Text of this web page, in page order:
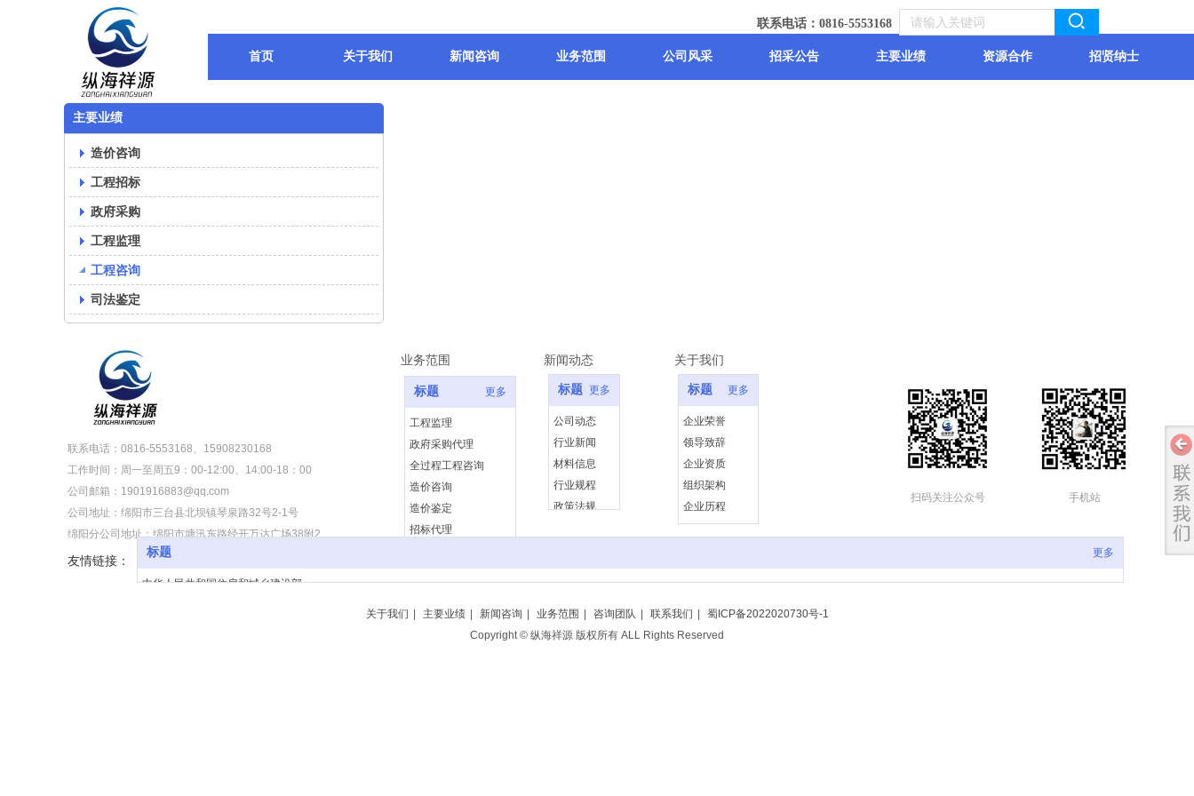
联系电话：0816-5553168
首页 关于我们 新闻咨询 业务范围 公司风采 招采公告 主要业绩 资源合作 招贤纳士
主要业绩
造价咨询
工程招标
政府采购
工程监理
工程咨询
司法鉴定
标题 更多
工程监理
政府采购代理
全过程工程咨询
造价咨询
造价鉴定
招标代理
标题 更多
公司动态
行业新闻
材料信息
行业规程
政策法规
标题 更多
企业荣誉
领导致辞
企业资质
组织架构
企业历程
标题 更多
中华人民共和国住房和城乡建设部
联系电话：0816-5553168、15908230168
工作时间：周一至周五9：00-12:00、14:00-18：00
公司邮箱：1901916883@qq.com
公司地址：绵阳市三台县北坝镇琴泉路32号2-1号
绵阳分公司地址：绵阳市塘汛东路经开万达广场38附2
业务范围 新闻动态 关于我们
友情链接：
扫码关注公众号 手机站
关于我们 主要业绩 新闻咨询 业务范围 咨询团队 联系我们
蜀ICP备2022020730号-1
Copyright © 纵海祥源 版权所有 ALL Rights Reserved